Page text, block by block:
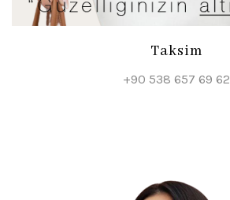
Taksim
+90 538 657 69 62